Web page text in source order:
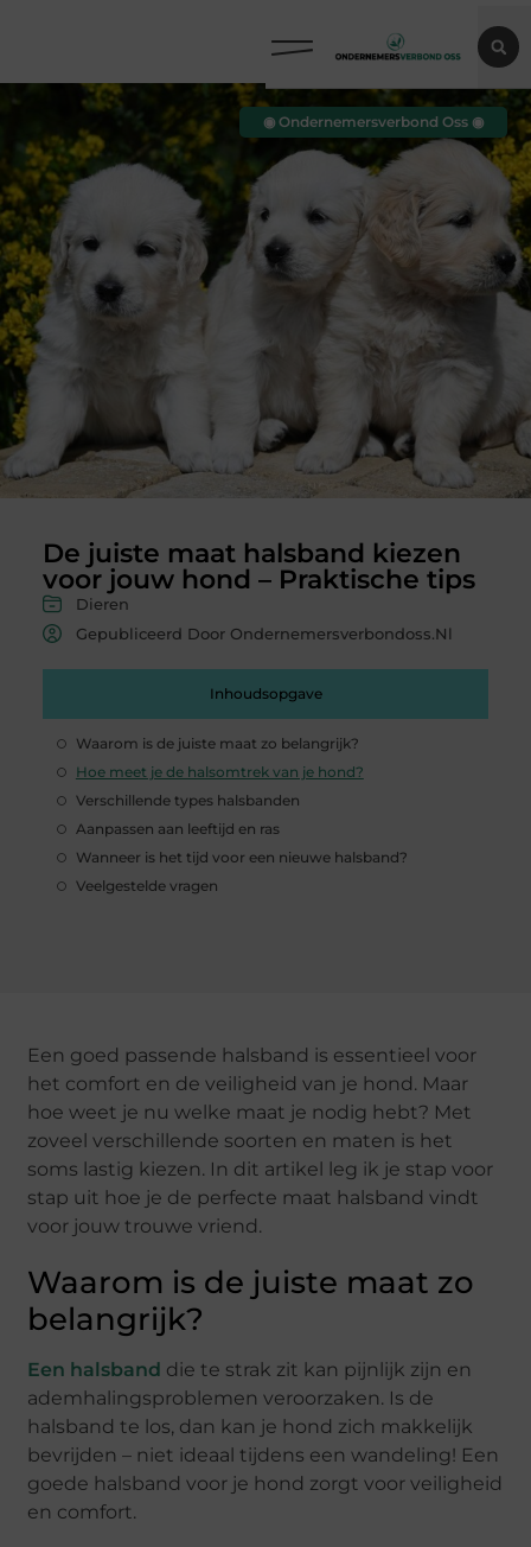
De juiste maat halsband kiezen
voor jouw hond – Praktische tips
Dieren
Gepubliceerd Door Ondernemersverbondoss.nl
Inhoudsopgave
Waarom is de juiste maat zo belangrijk?
Hoe meet je de halsomtrek van je hond?
Verschillende types halsbanden
Aanpassen aan leeftijd en ras
Wanneer is het tijd voor een nieuwe halsband?
Veelgestelde vragen
◉ Ondernemersverbond Oss ◉
Een goed passende halsband is essentieel voor
het comfort en de veiligheid van je hond. Maar
hoe weet je nu welke maat je nodig hebt? Met
zoveel verschillende soorten en maten is het
soms lastig kiezen. In dit artikel leg ik je stap voor
stap uit hoe je de perfecte maat halsband vindt
voor jouw trouwe vriend.
Waarom is de juiste maat zo
belangrijk?
Een halsband die te strak zit kan pijnlijk zijn en
ademhalingsproblemen veroorzaken. Is de
halsband te los, dan kan je hond zich makkelijk
bevrijden – niet ideaal tijdens een wandeling! Een
goede halsband voor je hond zorgt voor veiligheid
en comfort.